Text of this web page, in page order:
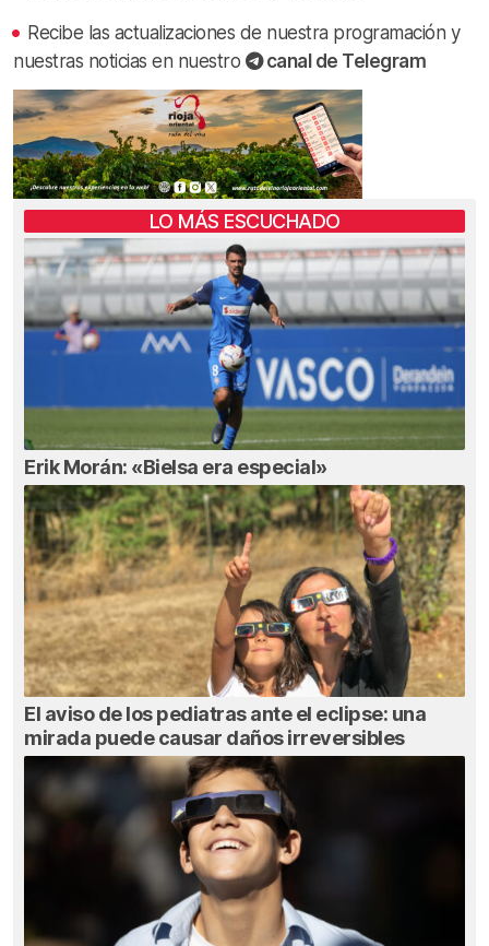
Recibe las actualizaciones de nuestra programación y
nuestras noticias en nuestro
canal de Telegram
LO MÁS ESCUCHADO
Erik Morán: «Bielsa era especial»
El aviso de los pediatras ante el eclipse: una
mirada puede causar daños irreversibles